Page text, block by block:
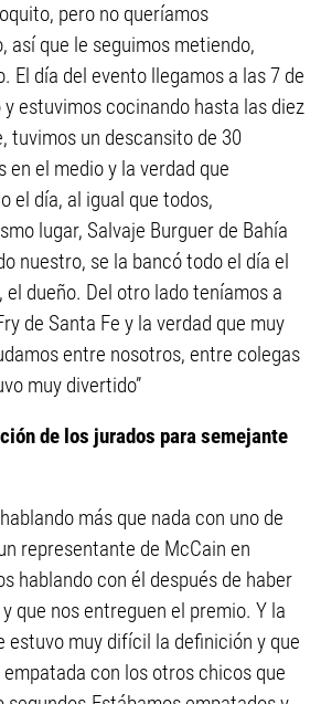
pero no queríamos
así que le seguimos metiendo,
El día del evento llegamos a las 7 de
estuvimos cocinando hasta las diez
tuvimos un descansito de 30
en el medio y la verdad que
el día, al igual que todos,
lugar, Salvaje Burguer de Bahía
nuestro, se la bancó todo el día el
dueño. Del otro lado teníamos a
de Santa Fe y la verdad que muy
entre nosotros, entre colegas
muy divertido”
de los jurados para semejante
más que nada con uno de
representante de McCain en
hablando con él después de haber
que nos entreguen el premio. Y la
estuvo muy difícil la definición y que
con los otros chicos que